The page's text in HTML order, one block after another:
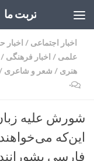
تربت ما
اخبار اجتماعی /
علمی / اخبار فرهنگی /
هنری / شعر و شاعری
۰
شورش علیه
این‌که
فارسی